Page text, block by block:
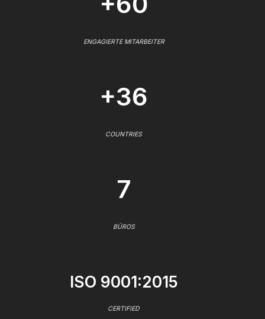
ENGAGIERTE MITARBEITER
+36
COUNTRIES
7
BÜROS
ISO 9001:2015
CERTIFIED